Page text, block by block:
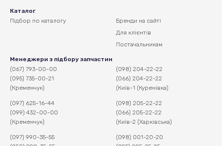
Каталог
Підбор по каталогу
Бренди на сайті
Для клієнтів
Постачальникам
Менеджери з підбору запчастин
(067) 793-00-00
(095) 735-00-21
(Кременчук)
(097) 625-16-44
(099) 432-00-00
(Кременчук)
(097) 990-35-55
(098) 204-22-22
(066) 204-22-22
(Київ-1 (Куренівка)
(098) 205-22-22
(066) 205-22-22
(Київ-2 (Харківська)
(098) 001-20-20